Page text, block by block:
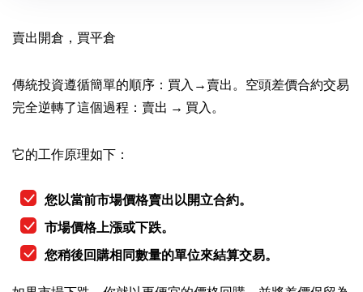
賣出開倉，買平倉
傳統投資遵循簡單的順序：買入→賣出。空頭差價合約交易
完全逆轉了這個過程：賣出 → 買入。
它的工作原理如下：
您以當前市場價格賣出以開立合約。
市場價格上漲或下跌。
您稍後回購相同數量的單位來結算交易。